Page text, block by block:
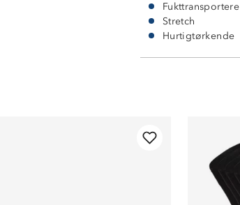
Stretch
Hurtigtørkende